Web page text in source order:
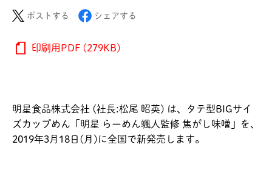
ポストする シェアする
印刷用PDF (279KB)
明星食品株式会社 (社長:松尾 昭英) は、タテ型BIGサイ
ズカップめん「明星 らーめん颯人監修 焦がし味噌」を、
2019年3月18日(月)に全国で新発売します。